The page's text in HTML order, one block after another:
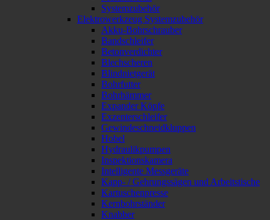
Systemzubehör
Elektrowerkzeug Systemzubehör
Akku-Bohrschrauber
Bandschleifer
Betonverdichter
Blechscheren
Blindnietgerät
Bohrfutter
Bohrhämmer
Expander Köpfe
Exzenterschleifer
Gewindeschneidkluppen
Hobel
Hydraulikpumpen
Inspektionskamera
Intelligente Messgeräte
Kapp- / Gehrungssägen und Arbeitstische
Kartuschenpresse
Kernbohrständer
Knabber